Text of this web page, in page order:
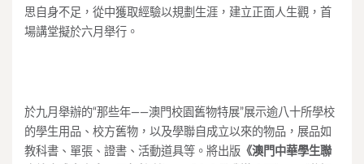
思自身不足，從中獲取經驗以規劃生涯，建立正面人生觀，首
場講堂擬於六月舉行。
於九月舉辦的“那些年——澳門校園舊物特展”展示逾八十所學校
的學生用品、校方舊物，以及學聯自成立以來的物品，展品如
教科書、單張、證書、活動道具等。將出版 《澳門中華學生聯